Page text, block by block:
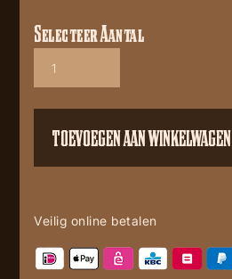
Westernriem
aantal
Selecteer Aantal
TOEVOEGEN AAN WINKELWAGEN
Veilig online betalen